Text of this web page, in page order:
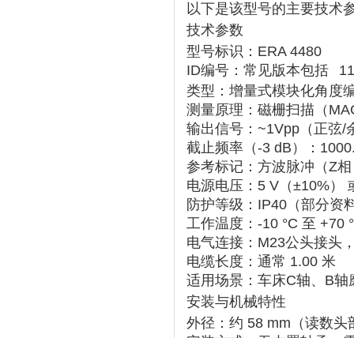
以下是该型号的主要技术
技术参数
型号标识 ‌：ERA 4480
ID编号 ‌：常见版本包括
类型 ：增量式模块化角度
测量原理 ：磁栅扫描（
输出信号 ‌：‌ ~1Vpp （正弦
截止频率（-3 dB）
‌：‌
参考标记 ：方波脉冲（Z
电源电压 ‌：‌ 5 V（±10%）
防护等级 ‌：‌ IP40 （部分资
工作温度 ‌：‌ -10 °C 至 +70
电气连接 ‌：‌ M23公头接头
电缆长度 ‌：通常 ‌ 1.00 米
适用场景 ：车床C轴、B
安装与机械特性
外径 ‌：约 ‌ 58 mm （读数